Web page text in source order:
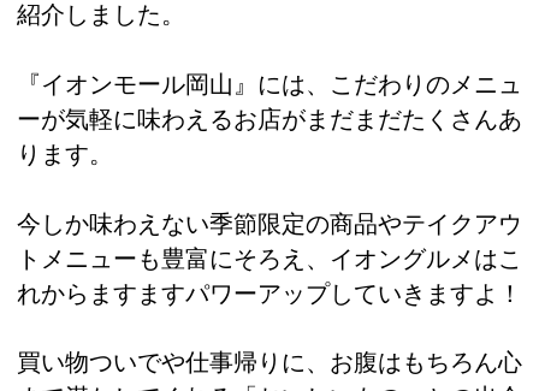
紹介しました。
『イオンモール岡山』には、こだわりのメニュ
ーが気軽に味わえるお店がまだまだたくさんあ
ります。
今しか味わえない季節限定の商品やテイクアウ
トメニューも豊富にそろえ、イオングルメはこ
れからますますパワーアップしていきますよ！
買い物ついでや仕事帰りに、お腹はもちろん心